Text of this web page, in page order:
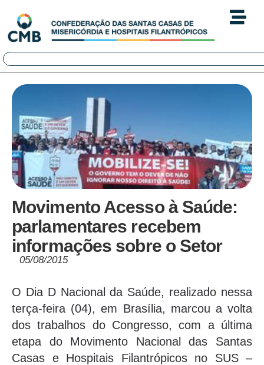
Movimento Acesso à Saúde:
parlamentares recebem
informações sobre o Setor
05/08/2015
O Dia D Nacional da Saúde, realizado nessa
terça-feira (04), em Brasília, marcou a volta
dos trabalhos do Congresso, com a última
etapa do Movimento Nacional das Santas
Casas e Hospitais Filantrópicos no SUS –